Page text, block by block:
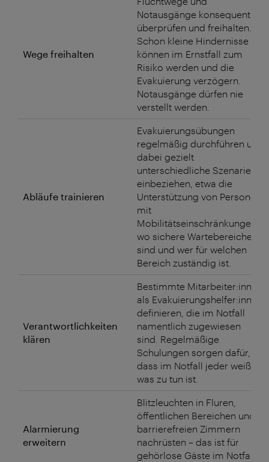
Wege freihalten
Notausgänge konsequent
überprüfen und freihalten.
Schon kleine Hindernisse
können im Ernstfall zum
Risiko werden und die
Evakuierung verzögern.
Notausgänge dürfen nie
verstellt werden.
Abläufe trainieren
Evakuierungsübungen
regelmäßig durchführen und
dabei gezielt
unterschiedliche Szenarien
einbeziehen, etwa die
Unterstützung von Personen
mit
Mobilitätseinschränkungen,
wo sichere Wartebereiche
sind und wer für welchen
Bereich zuständig ist.
Verantwortlichkeiten
klären
Bestimmte Mitarbeiter:innen
als Evakuierungshelfer:innen
definieren, die im Notfall
namentlich zugewiesen
sind. Regelmäßige
Schulungen sorgen dafür,
dass im Notfall jeder weiß,
was zu tun ist.
Alarmierung
erweitern
Blitzleuchten in Fluren,
öffentlichen Bereichen und
barrierefreien Zimmern
nachrüsten – das ist für
gehörlose Gäste im Notfall